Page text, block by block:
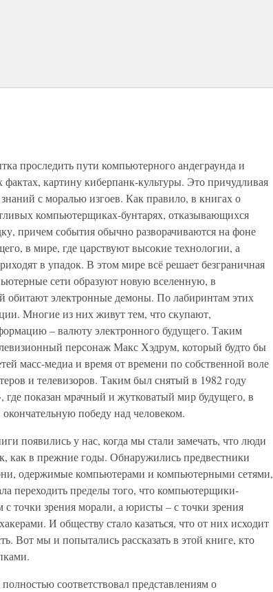
проследить пути компьютерного андеграунда и
фактах, картину киберпанк-культуры. Это причудливая
с моралью изгоев. Как правило, в книгах о
компьютерщиках-бунтарях, отказывающихся
причем события обычно разворачиваются на фоне
в мире, где царствуют высокие технологии, а
в упадок. В этом мире всё решает безграничная
сети образуют новую вселенную, в
обитают электронные демоны. По лабиринтам этих
Многие из них живут тем, что скупают,
– валюту электронного будущего. Таким
персонаж Макс Хэдрум, который будто бы
масс-медиа и время от времени по собственной воле
и телевизоров. Таким был снятый в 1982 году
показан мрачный и жутковатый мир будущего, в
победу над человеком.
появились у нас, когда мы стали замечать, что люди
как в прежние годы. Обнаружились предвестники
одержимые компьютерами и компьютерными сетями,
переходить пределы того, что компьютерщики-
точки зрения морали, а юристы – с точки зрения
И обществу стало казаться, что от них исходит
Вот мы и попытались рассказать в этой книге, кто
соответствовал представлениям о